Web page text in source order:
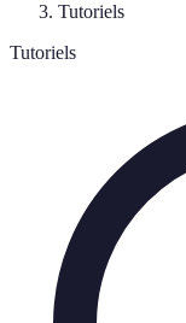
Tutoriels
Tutoriels